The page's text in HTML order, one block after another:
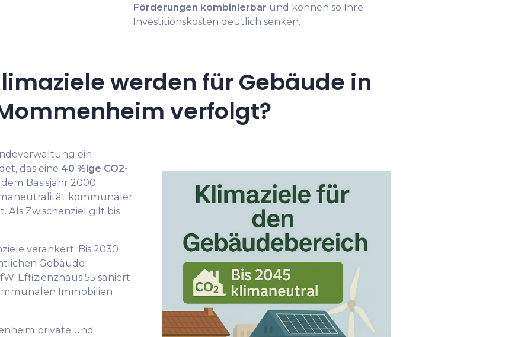
Förderungen kombinierbar und können so Ihre
Investitionskosten deutlich senken.
werden für Gebäude in
verfolgt?
ein
das eine 40 %ige CO2-
Basisjahr 2000
kommunaler
Als Zwischenziel gilt bis
verankert: Bis 2030
Gebäude
Effizienzhaus 55 saniert
Immobilien
private und